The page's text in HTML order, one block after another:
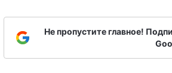
Не пропустите главное!